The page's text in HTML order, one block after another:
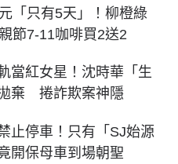
「只有5天」！柳橙綠
節7-11咖啡買2送2
當紅女星！沈時華「生
棄 捲詐欺案神隱
止停車！只有「SJ始源
開保母車到場朝聖